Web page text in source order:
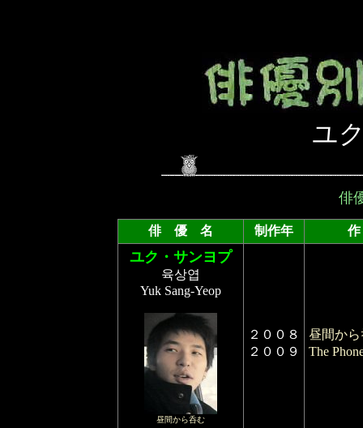
ユ
俳
俳 優 名 制作年
ユク・サンヨプ
육상엽
Yuk Sang-Yeop
昼間から呑む
２００８
２００９
昼間か
The